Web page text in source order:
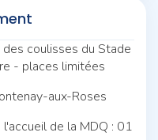
coulisses du Stade
- places limitées
aux-Roses
de la MDQ : 01